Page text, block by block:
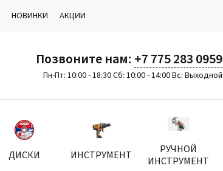
НОВИНКИ АКЦИИ
Позвоните нам: +7 775 283 0959
Пн-Пт: 10:00 - 18:30 Сб: 10:00 - 14:00 Вс: Выходной
ДИСКИ ИНСТРУМЕНТ
РУЧНОЙ
ИНСТРУМЕНТ